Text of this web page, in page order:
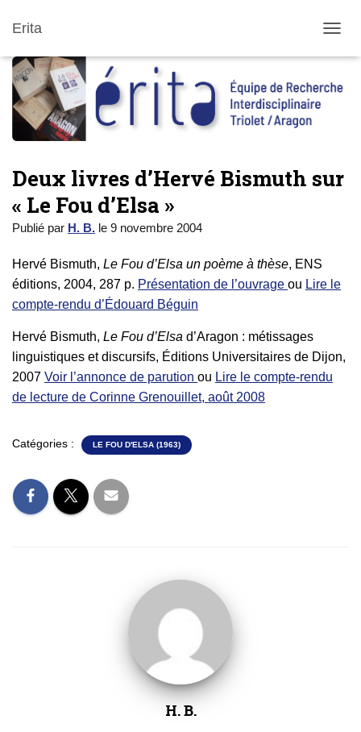
Erita
Deux livres d’Hervé Bismuth sur
« Le Fou d’Elsa »
Publié par H. B. le 9 novembre 2004
Hervé Bismuth, Le Fou d’Elsa un poème à thèse, ENS
éditions, 2004, 287 p. Présentation de l’ouvrage ou Lire le
compte-rendu d’Édouard Béguin
Hervé Bismuth, Le Fou d’Elsa d’Aragon : métissages
linguistiques et discursifs, Éditions Universitaires de Dijon,
2007 Voir l’annonce de parution ou Lire le compte-rendu
de lecture de Corinne Grenouillet, août 2008
Catégories : LE FOU D'ELSA (1963)
H. B.